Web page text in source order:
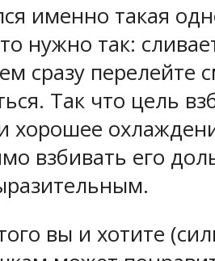
именно такая
нужно так:
сразу
Так что цель
хорошее
взбивать его
вы и хотите